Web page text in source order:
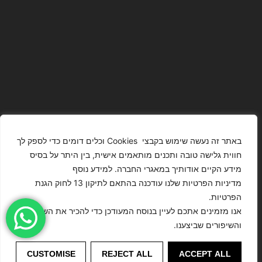
באתר זה נעשה שימוש בקבצי Cookies וכלים דומים כדי לספק לך
חווית גלישה טובה ותכנים מותאמים אישית, בין היתר על בסיס
מידע הקיים אודותיך במאגרי החברה. למידע נוסף
מדיניות הפרטיות שלנו עודכנה בהתאם לתיקון 13 לחוק הגנת
הפרטיות.
אנו מזמינים אתכם לעיין בנוסח המעודכן כדי להכיר את השינויים
והשיפורים שביצענו.
CUSTOMISE REJECT ALL ACCEPT ALL
Presented On
This Website
Have Been
Digitally
Enhanced Or
Modified.
MODELS
הזכויות שמורות
הפרטיות
הצהרת נגישות